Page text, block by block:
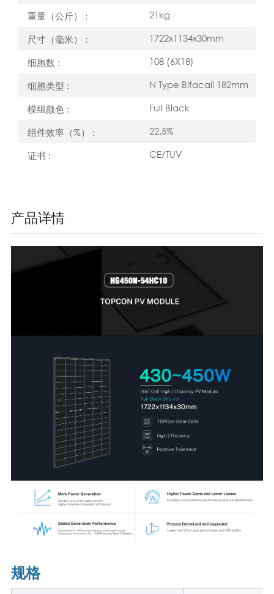
重量（公斤） :
21kg
尺寸（毫米） :
1722x1134x30mm
细胞数 :
108 (6X18)
细胞类型 :
N Type Bifacail 182mm
模组颜色 :
Full Black
组件效率（%） :
22.5%
证书 :
CE/TUV
产品详情
规格